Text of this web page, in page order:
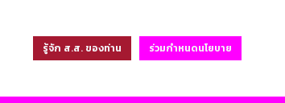
รู้จัก ส.ส. ของท่าน ร่วมกำหนดนโยบาย